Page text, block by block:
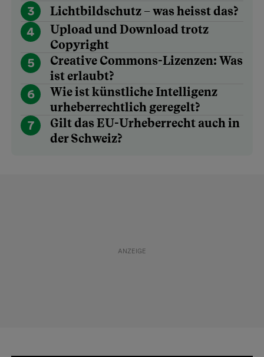
3
Lichtbildschutz – was heisst das?
4
Upload und Download trotz
Copyright
5
Creative Commons-Lizenzen: Was
ist erlaubt?
6
Wie ist künstliche Intelligenz
urheberrechtlich geregelt?
7
Gilt das EU-Urheberrecht auch in
der Schweiz?